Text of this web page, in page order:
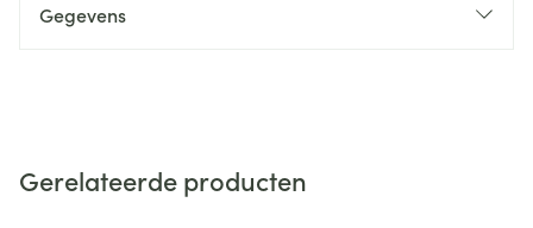
Gegevens
Gerelateerde producten